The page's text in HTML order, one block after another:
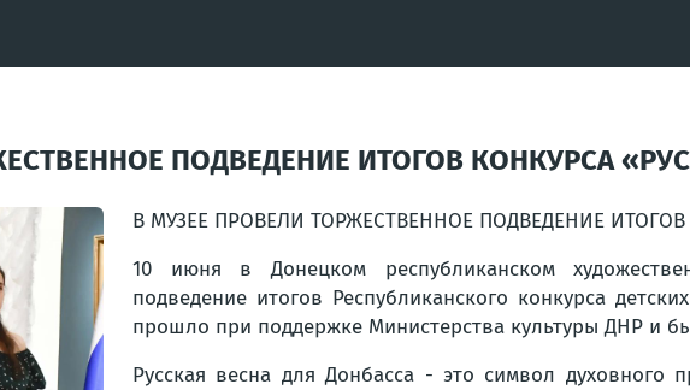
ПОДВЕДЕНИЕ ИТОГОВ КОНКУРСА
В МУЗЕЕ ПРОВЕЛИ ТОРЖЕСТВЕННОЕ ПОДВЕДЕНИЕ
10 июня в Донецком республиканском
подведение итогов Республиканского конкурса
прошло при поддержке Министерства культуры ДНР и
Русская весна для Донбасса - это символ духовного